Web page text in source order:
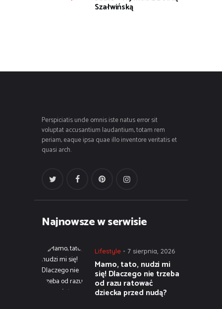
Szałwińską
Perspiciatis unde omnis iste natus error sit
voluptat accusantium laudantium, totam rem
periam, eaque ipsa quae illo inventore veritatis et
quasi arch.
Najnowsze w serwisie
Lifestyle 7 sierpnia, 2026
Mamo, tato, nudzi mi
się! Dlaczego nie trzeba
od razu ratować
dziecka przed nudą?